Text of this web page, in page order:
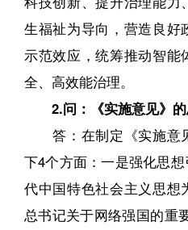
生福祉为导向，营造良好
示范效应，统筹推动智能
全、高效能治理。
2.问：《实施意见》
答：在制定《实施意
下4个方面：一是强化思
代中国特色社会主义思想
总书记关于网络强国的重